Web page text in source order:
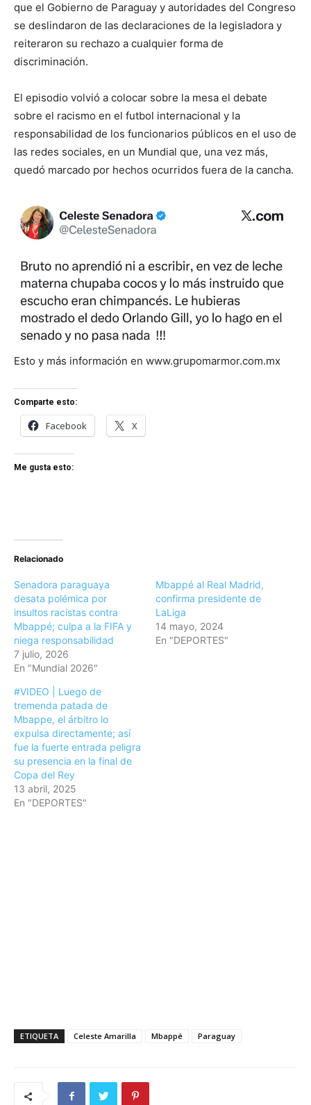
que el Gobierno de Paraguay y autoridades del Congreso
se deslindaron de las declaraciones de la legisladora y
reiteraron su rechazo a cualquier forma de
discriminación.
El episodio volvió a colocar sobre la mesa el debate
sobre el racismo en el futbol internacional y la
responsabilidad de los funcionarios públicos en el uso de
las redes sociales, en un Mundial que, una vez más,
quedó marcado por hechos ocurridos fuera de la cancha.
Esto y más información en www.grupomarmor.com.mx
Comparte esto:
Facebook X
Me gusta esto:
Relacionado
Senadora paraguaya
desata polémica por
insultos racistas contra
Mbappé; culpa a la FIFA y
niega responsabilidad
7 julio, 2026
En "Mundial 2026"
Mbappé al Real Madrid,
confirma presidente de
LaLiga
14 mayo, 2024
En "DEPORTES"
#VIDEO | Luego de
tremenda patada de
Mbappe, el árbitro lo
expulsa directamente; así
fue la fuerte entrada peligra
su presencia en la final de
Copa del Rey
13 abril, 2025
En "DEPORTES"
ETIQUETA Celeste Amarilla Mbappé Paraguay